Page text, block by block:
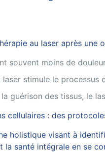
au laser après une
souvent moins de
laser stimule le
guérison des tissus, le
cellulaires : des
holistique visant à
la santé intégrale en se